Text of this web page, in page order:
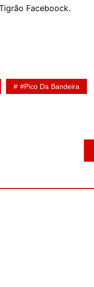
Faceboock.
#Pico Da Bandeira